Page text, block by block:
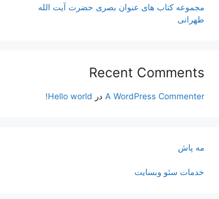
مجموعه کتاب های عنوان بصری حضرت آیت الله
طهرانی
Recent Comments
A WordPress Commenter در Hello world!
مه پاش
خدمات سئو وبسایت